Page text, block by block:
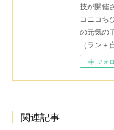
技が開催
コニコち
の元気の
（ラン＋
フォ
関連記事